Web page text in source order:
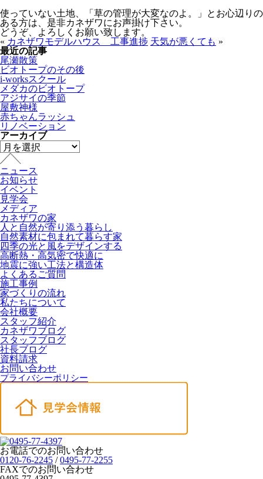
使っていない土地、「草の管理が大変なのよ。」とお心辺りの
ある方は、是非カネザワにお声掛け下さい。
どうぞ、よろしくお願い致します。
« カネザワモデルハウス 工事進捗 天気が悪くても »
最近の記事
尾瀬散策
ビオトープのその後
i-worksスクール
メダカのビオトープ
アジサイの季節
屋敷神様
赤ちゃんラッシュ
リノベーション
アーカイブ
ニュース
お知らせ
イベント
見学会
メディア
カネザワの家
人と自然が寄り添う暮らし
自然素材に包まれて暮らす家
四季の光と風をデザインする
高断熱・高気密で快適に
地震に強い工法と構造体
よくあるご質問
施工事例
家づくりの流れ
私たちについて
会社概要
スタッフ紹介
カネザワブログ
スタッフブログ
社長ブログ
資料請求
お問い合わせ
プライバシーポリシー
お電話でのお問い合わせ
0120-76-2245 /0495-77-2255
FAXでのお問い合わせ